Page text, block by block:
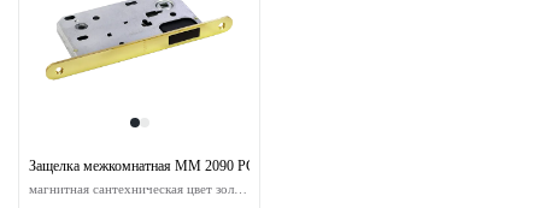
Защелка межкомнатная MM 2090 PG с ответной планкой